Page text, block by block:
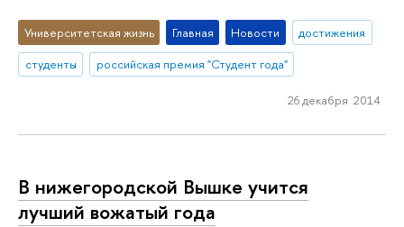
Университетская жизнь Главная Новости
достижения
студенты
российская премия "Студент года"
26 декабря 2014
В нижегородской Вышке учится
лучший вожатый года